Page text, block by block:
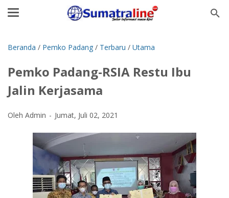
Beranda / Pemko Padang / Terbaru / Utama
Pemko Padang-RSIA Restu Ibu
Jalin Kerjasama
Oleh Admin Jumat, Juli 02, 2021